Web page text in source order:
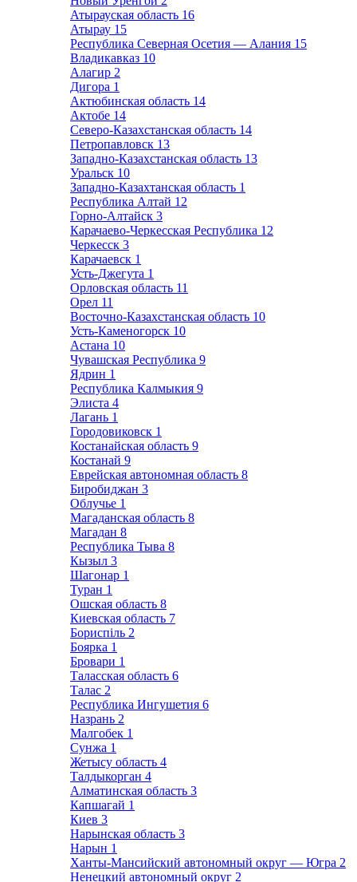
Атырауская область 16
Атырау 15
Республика Северная Осетия — Алания 15
Владикавказ 10
Алагир 2
Дигора 1
Актюбинская область 14
Актобе 14
Северо-Казахстанская область 14
Петропавловск 13
Западно-Казахстанская область 13
Уральск 10
Западно-Казахтанская область 1
Республика Алтай 12
Горно-Алтайск 3
Карачаево-Черкесская Республика 12
Черкесск 3
Карачаевск 1
Усть-Джегута 1
Орловская область 11
Орел 11
Восточно-Казахстанская область 10
Усть-Каменогорск 10
Астана 10
Чувашская Республика 9
Ядрин 1
Республика Калмыкия 9
Элиста 4
Лагань 1
Городовиковск 1
Костанайская область 9
Костанай 9
Еврейская автономная область 8
Биробиджан 3
Облучье 1
Магаданская область 8
Магадан 8
Республика Тыва 8
Кызыл 3
Шагонар 1
Туран 1
Ошская область 8
Киевская область 7
Бориспіль 2
Боярка 1
Бровари 1
Таласская область 6
Талас 2
Республика Ингушетия 6
Назрань 2
Малгобек 1
Сунжа 1
Жетысу область 4
Талдыкорган 4
Алматинская область 3
Капшагай 1
Киев 3
Нарынская область 3
Нарын 1
Ханты-Мансийский автономный округ — Югра 2
Ненецкий автономный округ 2